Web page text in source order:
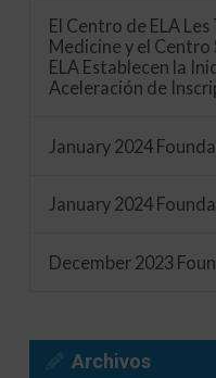
El Centro de ELA
Medicine y el Centro
ELA Establecen la
Aceleración de
January 2024
January 2024
December 2023
Archivos